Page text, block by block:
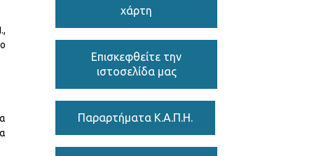
χάρτη
Επισκεφθείτε την
ιστοσελίδα μας
Παραρτήματα Κ.Α.Π.Η.